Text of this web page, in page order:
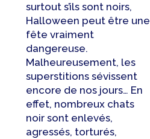
surtout s’ils sont noirs,
Halloween peut être une
fête vraiment
dangereuse.
Malheureusement, les
superstitions sévissent
encore de nos jours… En
effet, nombreux chats
noir sont enlevés,
agressés, torturés,